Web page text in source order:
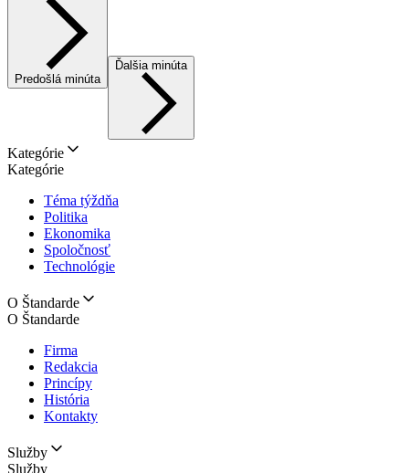
Predošlá minúta
Ďalšia minúta
Kategórie
Kategórie
Téma týždňa
Politika
Ekonomika
Spoločnosť
Technológie
O Štandarde
O Štandarde
Firma
Redakcia
Princípy
História
Kontakty
Služby
Služby